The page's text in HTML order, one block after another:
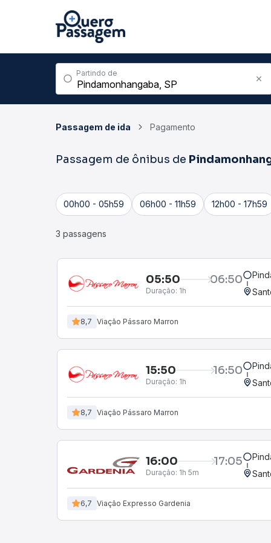
Partindo de
Passagem de ida Pagamento
Passagem de ônibus de
00h00 - 05h59 06h00 - 11h59 12h00 - 17h59
3 passagens
05:50 06:50
Duração: 1h
8,7 Viação Pássaro Marron
15:50 16:50
Duração: 1h
8,7 Viação Pássaro Marron
16:00 17:05
Duração: 1h 5m
6,7 Viação Expresso Gardenia